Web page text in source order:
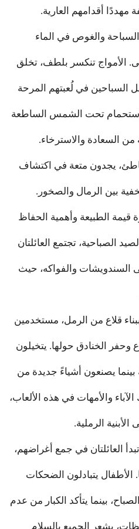
أقدامهم العارية.
والغوص في الماء
الأمواج تنكسر بلطف، تخلق
السباحين في لُعبتهم المرحة
تحت الشمس الساطعة
السعادة والاسترخاء.
يجدون متعة في اكتشاف
بين الرمال والصخور.
الطبيعة وأهمية الحفاظ
الصباحية، تجتمع العائلتان
السندويشات والفواكه، حيث
قلاع من الرمل، مستخدمين
وحفر الخنادق حولها. يتخيلون
يصنعون أشياءً جديدة من
والأمهات في هذه الألعاب،
الرملية.
العائلتان في جمع أغراضهم،
الأطفال يتبادلون الضحكات
بينما يتأكد الكبار من عدم
يشعر الجميع بالسلام